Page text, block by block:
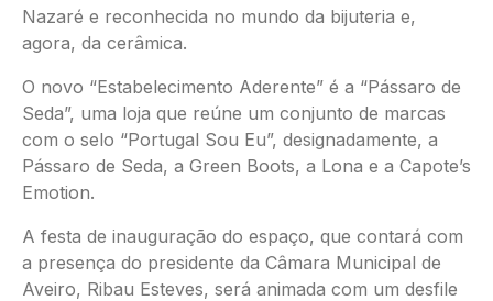
Nazaré e reconhecida no mundo da bijuteria e,
agora, da cerâmica.
O novo “Estabelecimento Aderente” é a “Pássaro de
Seda”, uma loja que reúne um conjunto de marcas
com o selo “Portugal Sou Eu”, designadamente, a
Pássaro de Seda, a Green Boots, a Lona e a Capote’s
Emotion.
A festa de inauguração do espaço, que contará com
a presença do presidente da Câmara Municipal de
Aveiro, Ribau Esteves, será animada com um desfile